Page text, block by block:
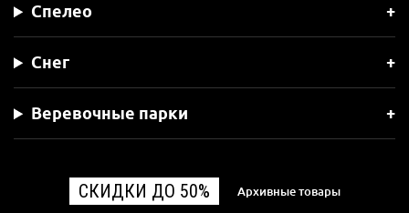
Спелео
Снег
Веревочные парки
СКИДКИ ДО 50% Архивные товары